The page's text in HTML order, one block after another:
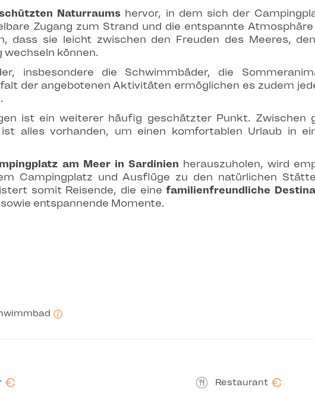
Naturraums hervor, in dem sich der
Zugang zum Strand und die entspannte
dass sie leicht zwischen den Freuden des Meeres,
wechseln können.
insbesondere die Schwimmbäder, die
der angebotenen Aktivitäten ermöglichen es zudem
ist ein weiterer häufig geschätzter Punkt. Zwischen
alles vorhanden, um einen komfortablen Urlaub in
am Meer in Sardinien herauszuholen, wird
Campingplatz und Ausflüge zu den natürlichen
somit Reisende, die einefamilienfreundliche
entspannende Momente.
€ Restaurant €